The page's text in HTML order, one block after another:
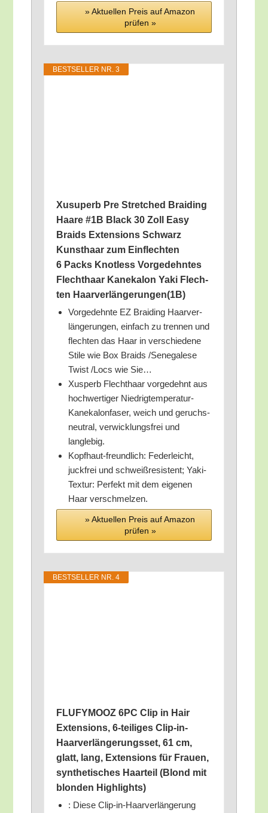
» Aktu­el­len Preis auf Ama­zon
prü­fen »
BEST­SEL­LER NR. 3
Xus­u­perb Pre Stret­ched Brai­ding
Haa­re #1B Black 30 Zoll Easy
Braids Exten­si­ons Schwarz
Kunst­haar zum Ein­flech­ten
6 Packs Knot­less Vor­ge­dehn­tes
Flecht­haar Kan­ekal­on Yaki Flech­
ten Haarverlängerungen(1B)
Vor­ge­dehn­te EZ Brai­ding Haar­ver­
län­ge­run­gen, ein­fach zu tren­nen und
flech­ten das Haar in ver­schie­de­ne
Sti­le wie Box Braids /​Sene­ga­le­se
Twist /​Locs wie Sie…
Xus­perb Flecht­haar vor­ge­dehnt aus
hoch­wer­ti­ger Nied­rig­tem­pe­ra­tur-
Kan­ekal­on­fa­ser, weich und geruchs­
neu­tral, ver­wick­lungs­frei und
langlebig.
Kopf­haut-freund­lich: Feder­leicht,
juck­frei und schweiß­re­sis­tent; Yaki-
Tex­tur: Per­fekt mit dem eige­nen
Haar verschmelzen.
» Aktu­el­len Preis auf Ama­zon
prü­fen »
BEST­SEL­LER NR. 4
FLUFYMOOZ 6PC Clip in Hair
Exten­si­ons, 6‑teiliges Clip-in-
Haar­ver­län­ge­rungs­set, 61 cm,
glatt, lang, Exten­si­ons für Frau­en,
syn­the­ti­sches Haar­teil (Blond mit
blon­den Highlights)
: Die­se Clip-in-Haar­ver­län­ge­rung